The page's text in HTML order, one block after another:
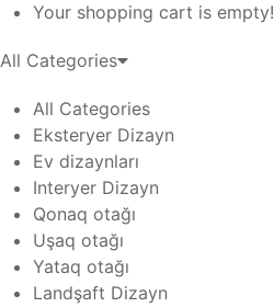
Your shopping cart is empty!
All Categories
All Categories
Eksteryer Dizayn
Ev dizaynları
Interyer Dizayn
Qonaq otağı
Uşaq otağı
Yataq otağı
Landşaft Dizayn